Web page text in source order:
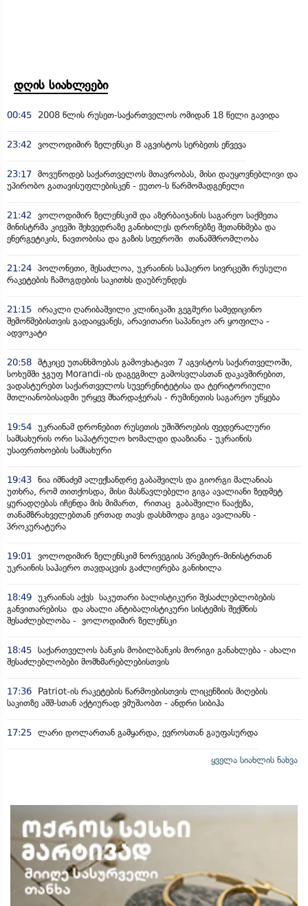
დღის სიახლეები
00:45 2008 წლის რუსეთ-საქართველოს ომიდან 18 წელი გავიდა
23:42 ვოლოდიმირ ზელენსკი 8 აგვისტოს სერბეთს ეწვევა
23:17 მოვუწოდებ საქართველოს მთავრობას, მისი დაუყოვნებლივი და
უპირობო გათავისუფლებისკენ - ეუთო-ს წარმომადგენელი
21:42
ვოლოდიმირ ზელენსკიმ და აზერბაიჯანის საგარეო საქმეთა
მინისტრმა კიევში შეხვედრაზე განიხილეს დრონებზე შეთანხმება და
ენერგეტიკის, ნავთობისა და გაზის სფეროში თანამშრომლობა
21:24 პოლონეთი, შესაძლოა, უკრაინის საჰაერო სივრცეში რუსული
რაკეტების ჩამოგდების საკითხს დაუბრუნდეს
21:15 ირაკლი ღარიბაშვილი კლინიკაში გეგმური სამედიცინო
შემოწმებისთვის გადაიყვანეს, არავითარი საპანიკო არ ყოფილა -
ადვოკატი
20:58 მტკიცე უთანხმოებას გამოვხატავთ 7 აგვისტოს საქართველოში,
სოხუმში ჯგუფ Morandi-ის დაგეგმილ გამოსვლასთან დაკავშირებით,
ვადასტურებთ საქართველოს სუვერენიტეტისა და ტერიტორიული
მთლიანობისადმი ურყევ მხარდაჭერას - რუმინეთის საგარეო უწყება
19:54 უკრაინამ დრონებით რუსეთის უშიშროების ფედერალური
სამსახურის ორი საპატრულო ხომალდი დააზიანა - უკრაინის
უსაფრთხოების სამსახური
19:43 ნია იმნაძემ ალექსანდრე გაბაშვილს და გიორგი მალანიას
უთხრა, რომ თითქოსდა, მისი მასწავლებელი გიგა ავალიანი ზედმეტ
ყურადღებას იჩენდა მის მიმართ, რითაც გაბაშვილი წააქეზა,
თანამზრახველებთან ერთად თავს დასხმოდა გიგა ავალიანს -
პროკურატურა
19:01
ვოლოდიმირ ზელენსკიმ ნორვეგიის პრემიერ-მინისტრთან
უკრაინის საჰაერო თავდაცვის გაძლიერება განიხილა
18:49 უკრაინას აქვს საკუთარი ბალისტიკური შესაძლებლობების
განვითარებისა და ახალი ანტიბალისტიკური სისტემის შექმნის
შესაძლებლობა - ვოლოდიმირ ზელენსკი
18:45 საქართველოს ბანკის მობილბანკის მორიგი განახლება - ახალი
შესაძლებლობები მომხმარებლებისთვის
17:36
Patriot-ის რაკეტების წარმოებისთვის ლიცენზიის მიღების
საკითზე აშშ-სთან აქტიურად ვმუშაობთ - ანდრი სიბიჰა
17:25 ლარი დოლართან გამყარდა, ევროსთან გაუფასურდა
ყველა სიახლის ნახვა